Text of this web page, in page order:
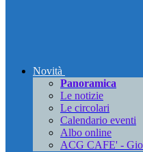
Novità
Panoramica
Le notizie
Le circolari
Calendario eventi
Albo online
ACG CAFE' -